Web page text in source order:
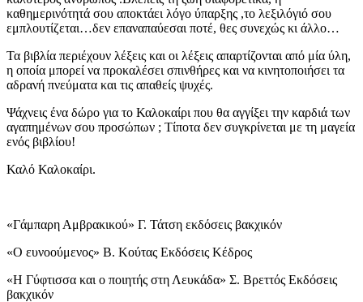
καθημερινότητά σου αποκτάει λόγο ύπαρξης ,το λεξιλόγιό σου
εμπλουτίζεται…δεν επαναπαύεσαι ποτέ, θες συνεχώς κι άλλο…
Τα βιβλία περιέχουν λέξεις και οι λέξεις απαρτίζονται από μία ύλη,
η οποία μπορεί να προκαλέσει σπινθήρες και να κινητοποιήσει τα
αδρανή πνεύματα και τις απαθείς ψυχές.
Ψάχνεις ένα δώρο για το Καλοκαίρι που θα αγγίξει την καρδιά των
αγαπημένων σου προσώπων ; Τίποτα δεν συγκρίνεται με τη μαγεία
ενός βιβλίου!
Καλό Καλοκαίρι.
«Γάμπαρη Αμβρακικού» Γ. Τάτση εκδόσεις βακχικόν
«Ο ευνοούμενος» Β. Κούτας Εκδόσεις Κέδρος
«Η Γύφτισσα και ο ποιητής στη Λευκάδα» Σ. Βρεττός Εκδόσεις
βακχικόν